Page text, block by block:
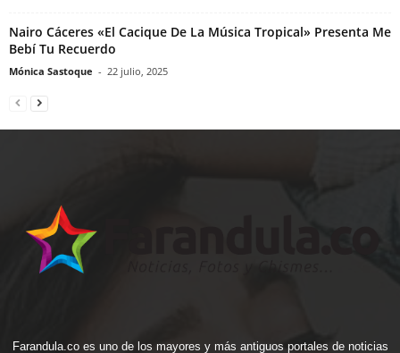
Nairo Cáceres «El Cacique De La Música Tropical» Presenta Me
Bebí Tu Recuerdo
Mónica Sastoque - 22 julio, 2025
Farandula.co es uno de los mayores y más antiguos portales de noticias